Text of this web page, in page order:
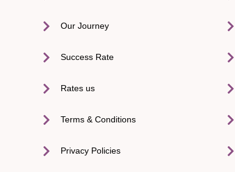
Our Journey
Success Rate
Rates us
Terms & Conditions
Privacy Policies